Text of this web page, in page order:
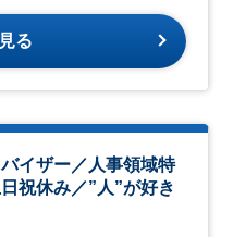
る
イザー／人事領域特
祝休み／”人”が好き